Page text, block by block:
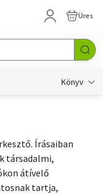
Üres
Könyv
Írásaiban
társadalmi,
átívelő
tartja,